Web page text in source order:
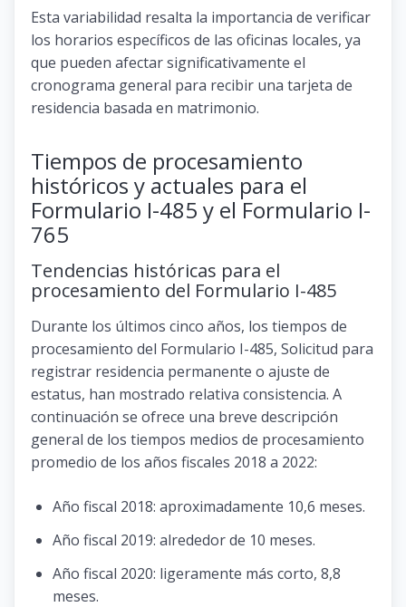
Esta variabilidad resalta la importancia de verificar
los horarios específicos de las oficinas locales, ya
que pueden afectar significativamente el
cronograma general para recibir una tarjeta de
residencia basada en matrimonio.
Tiempos de procesamiento
históricos y actuales para el
Formulario I-485 y el Formulario I-
765
Tendencias históricas para el
procesamiento del Formulario I-485
Durante los últimos cinco años, los tiempos de
procesamiento del Formulario I-485, Solicitud para
registrar residencia permanente o ajuste de
estatus, han mostrado relativa consistencia. A
continuación se ofrece una breve descripción
general de los tiempos medios de procesamiento
promedio de los años fiscales 2018 a 2022:
Año fiscal 2018: aproximadamente 10,6 meses.
Año fiscal 2019: alrededor de 10 meses.
Año fiscal 2020: ligeramente más corto, 8,8
meses.